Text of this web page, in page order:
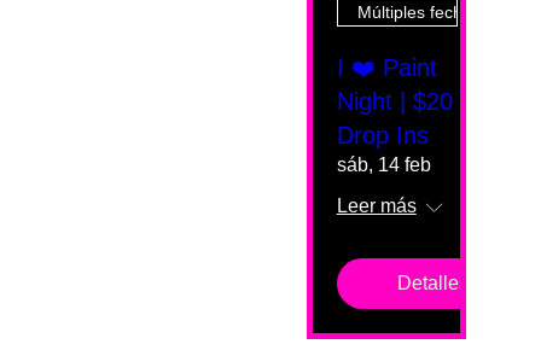
Múltiples fechas
I ❤️ Paint
Night | $20
Drop Ins
sáb, 14 feb
Leer más
Detalles